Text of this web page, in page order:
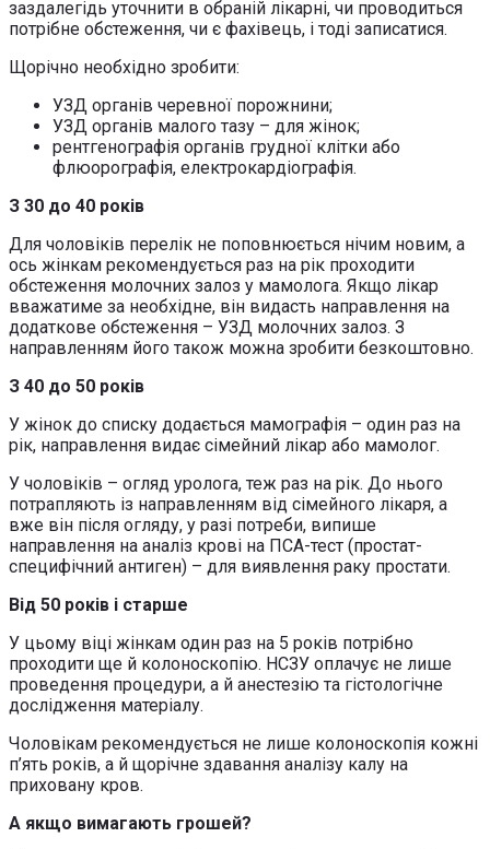
заздалегідь уточнити в обраній лікарні, чи проводиться
потрібне обстеження, чи є фахівець, і тоді записатися.
Щорічно необхідно зробити:
УЗД органів черевної порожнини;
УЗД органів малого тазу – для жінок;
рентгенографія органів грудної клітки або
флюорографія, електрокардіографія.
З 30 до 40 років
Для чоловіків перелік не поповнюється нічим новим, а
ось жінкам рекомендується раз на рік проходити
обстеження молочних залоз у мамолога. Якщо лікар
вважатиме за необхідне, він видасть направлення на
додаткове обстеження – УЗД молочних залоз. З
направленням його також можна зробити безкоштовно.
З 40 до 50 років
У жінок до списку додається мамографія – один раз на
рік, направлення видає сімейний лікар або мамолог.
У чоловіків – огляд уролога, теж раз на рік. До нього
потрапляють із направленням від сімейного лікаря, а
вже він після огляду, у разі потреби, випише
направлення на аналіз крові на ПСА-тест (простат-
специфічний антиген) – для виявлення раку простати.
Від 50 років і старше
У цьому віці жінкам один раз на 5 років потрібно
проходити ще й колоноскопію. НСЗУ оплачує не лише
проведення процедури, а й анестезію та гістологічне
дослідження матеріалу.
Чоловікам рекомендується не лише колоноскопія кожні
п’ять років, а й щорічне здавання аналізу калу на
приховану кров.
А якщо вимагають грошей?